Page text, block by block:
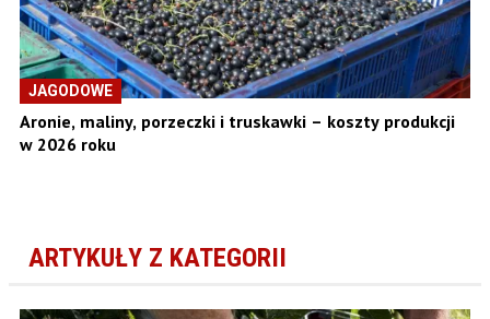
JAGODOWE
Aronie, maliny, porzeczki i truskawki – koszty produkcji
w 2026 roku
ARTYKUŁY Z KATEGORII